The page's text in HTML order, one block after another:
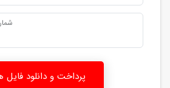
پرداخت و دانلود فایل